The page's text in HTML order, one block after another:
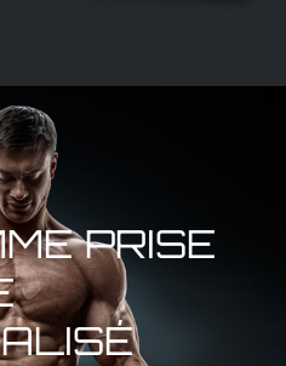
PRISE